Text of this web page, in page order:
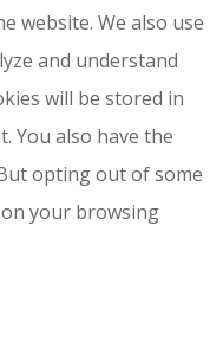
website. We also use
and understand
will be stored in
You also have the
opting out of some
your browsing